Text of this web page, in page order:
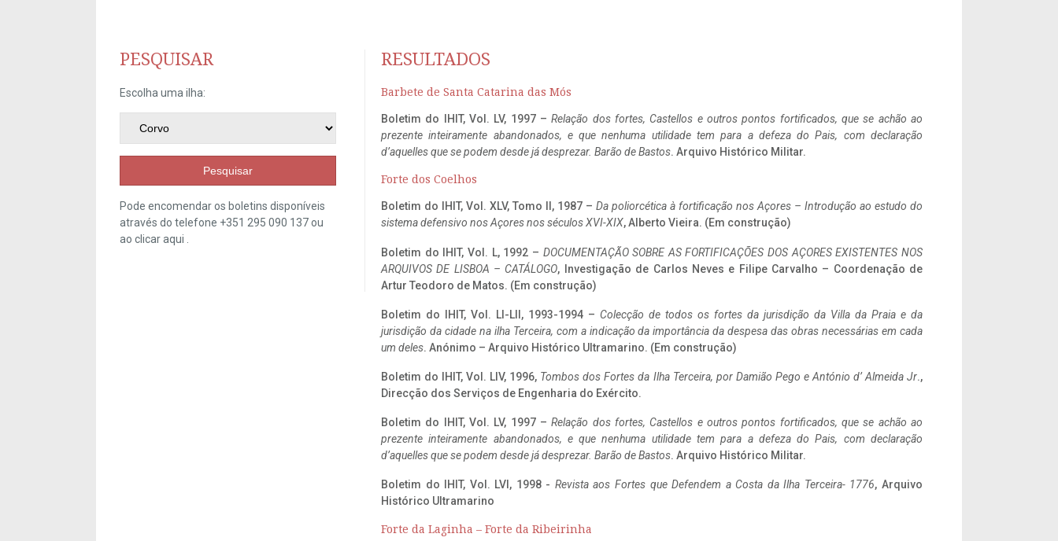
PESQUISAR
Escolha uma ilha:
Pesquisar
Pode encomendar os boletins disponíveis
através do telefone +351 295 090 137 ou
ao clicaraqui
RESULTADOS
Barbete de Santa Catarina das Mós
Boletim do IHIT, Vol. LV, 1997 –Relação dos fortes, Castellos e outros pontos fortificados, que se achão ao
prezente inteiramente abandonados, e que nenhuma utilidade tem para a defeza do Pais, com declaração
d’aquelles que se podem desde já desprezar. Barão de Bastos. Arquivo Histórico Militar.
Forte dos Coelhos
Boletim do IHIT, Vol. XLV, Tomo II, 1987 – Da poliorcética à fortificação nos Açores – Introdução ao estudo do
sistema defensivo nos Açores nos séculos XVI-XIX, Alberto Vieira. (Em construção)
Boletim do IHIT, Vol. L, 1992 – DOCUMENTAÇÃO SOBRE AS FORTIFICAÇÕES DOS AÇORES EXISTENTES NOS
ARQUIVOS DE LISBOA – CATÁLOGO, Investigação de Carlos Neves e Filipe Carvalho – Coordenação de
Artur Teodoro de Matos. (Em construção)
Boletim do IHIT, Vol. LI-LII, 1993-1994 – Colecção de todos os fortes da jurisdição da Villa da Praia e da
jurisdição da cidade na ilha Terceira, com a indicação da importância da despesa das obras necessárias em cada
um deles. Anónimo – Arquivo Histórico Ultramarino. (Em construção)
Boletim do IHIT, Vol. LIV, 1996, Tombos dos Fortes da Ilha Terceira, por Damião Pego e António d’ Almeida Jr.,
Direcção dos Serviços de Engenharia do Exército.
Boletim do IHIT, Vol. LV, 1997 –Relação dos fortes, Castellos e outros pontos fortificados, que se achão ao
prezente inteiramente abandonados, e que nenhuma utilidade tem para a defeza do Pais, com declaração
d’aquelles que se podem desde já desprezar. Barão de Bastos. Arquivo Histórico Militar.
Boletim do IHIT, Vol. LVI, 1998 - Revista aos Fortes que Defendem a Costa da Ilha Terceira- 1776, Arquivo
Histórico Ultramarino
Forte da Laginha – Forte da Ribeirinha